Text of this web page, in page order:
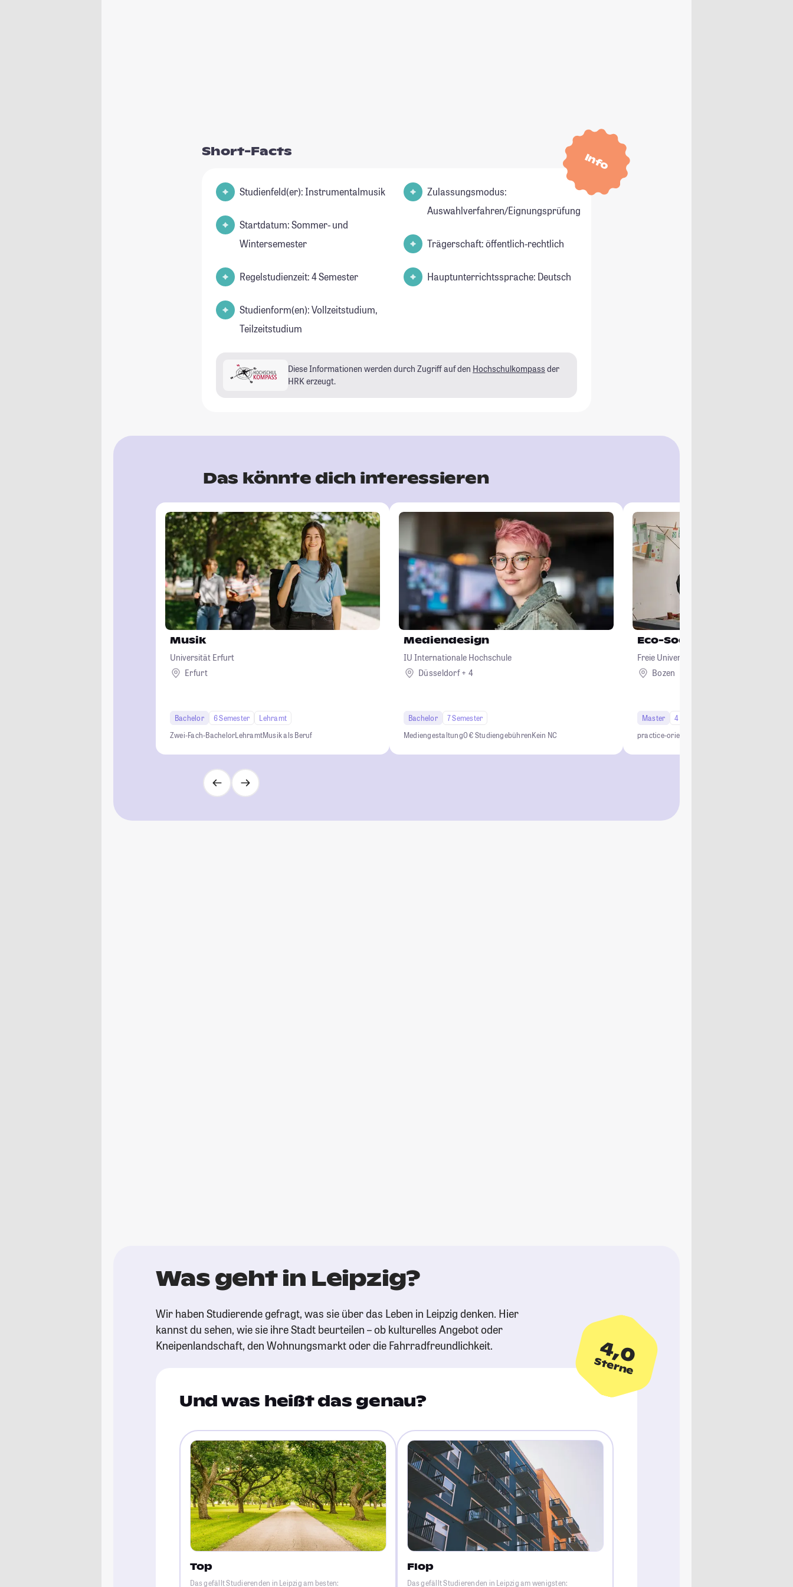
Info
Short-Facts
Studienfeld(er): Instrumentalmusik
Startdatum: Sommer- und
Wintersemester
Regelstudienzeit: 4 Semester
Studienform(en): Vollzeitstudium,
Teilzeitstudium
Zulassungsmodus:
Auswahlverfahren/Eignungsprüfung
Trägerschaft: öffentlich-rechtlich
Hauptunterrichtssprache: Deutsch
Diese Informationen werden durch Zugriff auf den Hochschulkompass der
HRK erzeugt.
Das könnte dich interessieren
Musik
Universität Erfurt
Erfurt
Bachelor 6 Semester
Lehramt
Zwei-Fach-BachelorLehramtMusik als Beruf
Mediendesign
IU Internationale Hochschule
Düsseldorf + 4
Bachelor
7 Semester
Mediengestaltung0 € StudiengebührenKein NC
Eco-Social Design
Freie Universität Bozen
Bozen
Master
4 Semester
practice-oriented
Was geht in Leipzig?
Wir haben Studierende gefragt, was sie über das Leben in Leipzig denken. Hier
kannst du sehen, wie sie ihre Stadt beurteilen – ob kulturelles Angebot oder
Kneipenlandschaft, den Wohnungsmarkt oder die Fahrradfreundlichkeit.
4,0
Sterne
Und was heißt das genau?
Top
Das gefällt Studierenden in Leipzig am besten:
Flop
Das gefällt Studierenden in Leipzig am wenigsten: